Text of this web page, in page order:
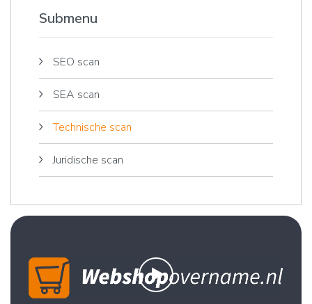
Submenu
SEO scan
SEA scan
Technische scan
Juridische scan